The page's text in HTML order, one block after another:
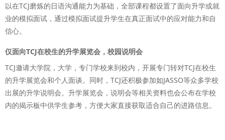
以在TCJ磨炼的日语沟通能力为基础，全部课程都设置了面向升学或就
业的模拟面试，通过模拟面试提升学生在真正面试中的应对能力和自
信心。
仅面向TCJ在校生的升学展览会，校园说明会
TCJ邀请大学院，大学，专门学校来到校内，开展专门转对TCJ在校生
的升学展览会和个人面谈。同时，TCJ还积极参加如JASSO等众多学校
出展的升学说明会。升学展览会，说明会等相关资料也会公布在学校
内的揭示板中供学生参考，方便大家直接获取适合自己的进路信息。